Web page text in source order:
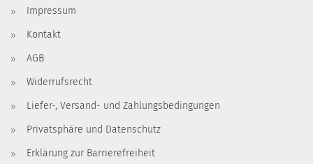
Impressum
Kontakt
AGB
Widerrufsrecht
Liefer-, Versand- und Zahlungsbedingungen
Privatsphäre und Datenschutz
Erklärung zur Barrierefreiheit